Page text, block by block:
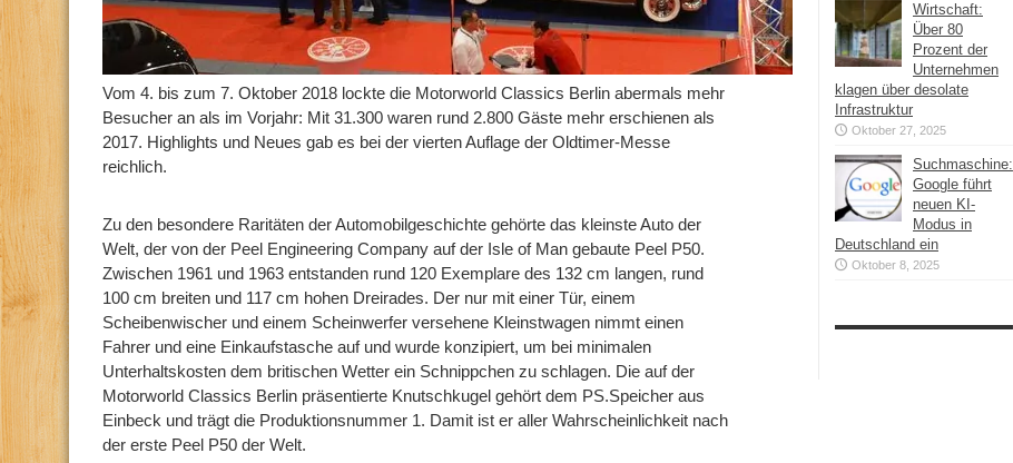
Vom 4. bis zum 7. Oktober 2018 lockte die Motorworld Classics Berlin abermals mehr
Besucher an als im Vorjahr: Mit 31.300 waren rund 2.800 Gäste mehr erschienen als
2017. Highlights und Neues gab es bei der vierten Auflage der Oldtimer-Messe
reichlich.
Zu den besondere Raritäten der Automobilgeschichte gehörte das kleinste Auto der
Welt, der von der Peel Engineering Company auf der Isle of Man gebaute Peel P50.
Zwischen 1961 und 1963 entstanden rund 120 Exemplare des 132 cm langen, rund
100 cm breiten und 117 cm hohen Dreirades. Der nur mit einer Tür, einem
Scheibenwischer und einem Scheinwerfer versehene Kleinstwagen nimmt einen
Fahrer und eine Einkaufstasche auf und wurde konzipiert, um bei minimalen
Unterhaltskosten dem britischen Wetter ein Schnippchen zu schlagen. Die auf der
Motorworld Classics Berlin präsentierte Knutschkugel gehört dem PS.Speicher aus
Einbeck und trägt die Produktionsnummer 1. Damit ist er aller Wahrscheinlichkeit nach
der erste Peel P50 der Welt.
Wirtschaft:
Über 80
Prozent der
Unternehmen
klagen über desolate
Infrastruktur
Oktober 27, 2025
Suchmaschine:
Google führt
neuen KI-
Modus in
Deutschland ein
Oktober 8, 2025